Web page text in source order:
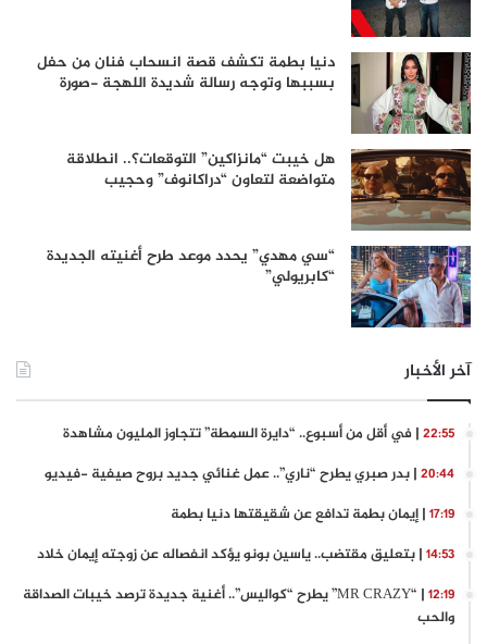
دنيا بطمة تكشف قصة انسحاب فنان من حفل
بسببها وتوجه رسالة شديدة اللهجة -صورة
هل خيبت “مانزاكين” التوقعات؟.. انطلاقة
متواضعة لتعاون “دراكانوف” وحجيب
“سي مهدي” يحدد موعد طرح أغنيته الجديدة
“كابريولي”
آخر الأخبار
22:55 | في أقل من أسبوع.. “دايرة السمطة” تتجاوز المليون مشاهدة
20:44 | بدر صبري يطرح “ناري”.. عمل غنائي جديد بروح صيفية -فيديو
17:19 | إيمان بطمة تدافع عن شقيقتها دنيا بطمة
14:53 | بتعليق مقتضب.. ياسين بونو يؤكد انفصاله عن زوجته إيمان خلاد
12:19
| “MR CRAZY” يطرح “كواليس”.. أغنية جديدة ترصد خيبات الصداقة
والحب